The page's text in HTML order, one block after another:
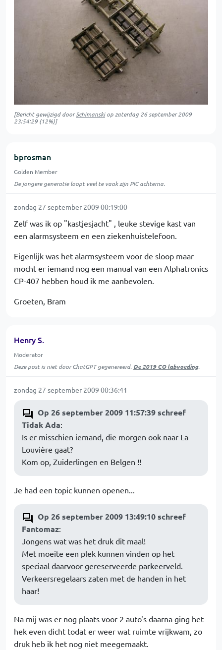
[Bericht gewijzigd doorSchimanskiop zaterdag 26 september 2009
23:54:29(12%)]
bprosman
Golden Member
De jongere generatie loopt veel te vaak zijn PIC achterna.
zondag 27 september 2009 00:19:00
Zelf was ik op "kastjesjacht" , leuke stevige kast van
een alarmsysteem en een ziekenhuistelefoon.
Eigenlijk was het alarmsysteem voor de sloop maar
mocht er iemand nog een manual van een Alphatronics
CP-407 hebben houd ik me aanbevolen.
Groeten, Bram
Henry S.
Moderator
Deze post is niet door ChatGPT gegenereerd. De 2019 CO labvoeding.
zondag 27 september 2009 00:36:41
Op 26 september 2009 11:57:39 schreef
Tidak Ada:
Is er misschien iemand, die morgen ook naar La
Louvière gaat?
Kom op, Zuiderlingen en Belgen !!
Je had een topic kunnen openen...
Op 26 september 2009 13:49:10 schreef
Fantomaz:
Jongens wat was het druk dit maal!
Met moeite een plek kunnen vinden op het
speciaal daarvoor gereserveerde parkeerveld.
Verkeersregelaars zaten met de handen in het
haar!
Na mij was er nog plaats voor 2 auto's daarna ging het
hek even dicht todat er weer wat ruimte vrijkwam, zo
druk heb ik het nog niet meegemaakt.